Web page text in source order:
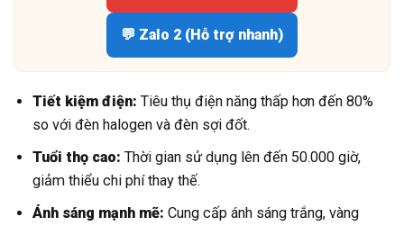
💬 Zalo 2 (Hỗ trợ nhanh)
Tiết kiệm điện: Tiêu thụ điện năng thấp hơn đến 80%
so với đèn halogen và đèn sợi đốt.
Tuổi thọ cao: Thời gian sử dụng lên đến 50.000 giờ,
giảm thiểu chi phí thay thế.
Ánh sáng mạnh mẽ: Cung cấp ánh sáng trắng, vàng